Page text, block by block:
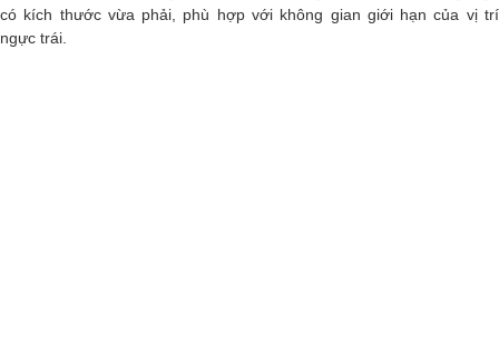
có kích thước vừa phải, phù hợp với không gian giới hạn của vị trí
ngực trái.